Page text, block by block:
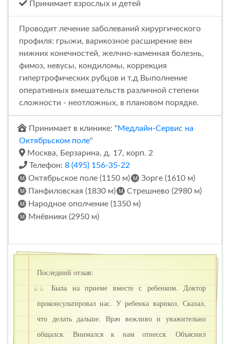
Принимает взрослых и детей
Проводит лечение заболеваний хирургического
профиля: грыжи, варикозное расширение вен
нижних конечностей, желчно-каменная болезнь,
фимоз, невусы, кондиломы, коррекция
гипертрофических рубцов и т.д Выполнение
оперативных вмешательств различной степени
сложности - неотложных, в плановом порядке.
Принимает в клинике: "Медлайн-Сервис на
Октябрьском поле"
Москва, Берзарина, д. 17, корп. 2
Телефон: 8 (495) 156-35-22
Октябрьское поле (1150 м)
Зорге (1610 м)
Панфиловская (1830 м)
Стрешнево (2980 м)
Народное ополчение (1350 м)
Мнёвники (2950 м)
Последний отзыв:
Была на приеме вместе с ребенком. Доктор
проконсультировал нас. У ребенка варикоз. Сказал,
что делать дальше. Врач вежливо и уважительно
общался. Внимался к нам отнесся. Объяснил